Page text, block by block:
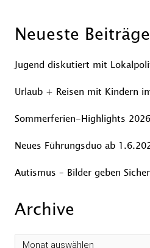
Neueste Beiträge
Jugend diskutiert mit
Urlaub + Reisen mit Kindern
Sommerferien-Highlights 2026
Neues Führungsduo ab
Autismus – Bilder geben
Archive